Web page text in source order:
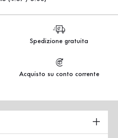
Spedizione gratuita
Acquisto su conto corrente